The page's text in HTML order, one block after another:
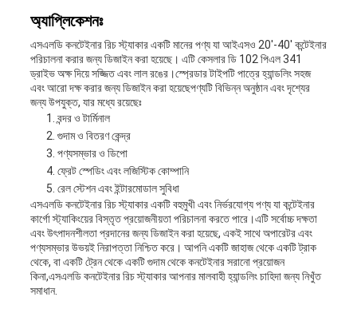
অ্যাপ্লিকেশনঃ
এসএলডি কনটেইনার রিচ স্ট্যাকার একটি মানের পণ্য যা আইএসও 20'-40' কন্টেইনার
পরিচালনা করার জন্য ডিজাইন করা হয়েছে। এটি কেসলার ডি 102 পিএল 341
ড্রাইভ অক্ষ দিয়ে সজ্জিত এবং লাল রঙের।স্প্রেডার টাইপটি পাত্রে হ্যান্ডলিং সহজ
এবং আরো দক্ষ করার জন্য ডিজাইন করা হয়েছেপণ্যটি বিভিন্ন অনুষ্ঠান এবং দৃশ্যের
জন্য উপযুক্ত, যার মধ্যে রয়েছেঃ
বন্দর ও টার্মিনাল
গুদাম ও বিতরণ কেন্দ্র
পণ্যসম্ভার ও ডিপো
ফ্রেট স্পেডিং এবং লজিস্টিক কোম্পানি
রেল স্টেশন এবং ইন্টারমোডাল সুবিধা
এসএলডি কনটেইনার রিচ স্ট্যাকার একটি বহুমুখী এবং নির্ভরযোগ্য পণ্য যা কন্টেইনার
কার্গো স্ট্যাকিংয়ের বিস্তৃত প্রয়োজনীয়তা পরিচালনা করতে পারে।এটি সর্বোচ্চ দক্ষতা
এবং উৎপাদনশীলতা প্রদানের জন্য ডিজাইন করা হয়েছে, একই সাথে অপারেটর এবং
পণ্যসম্ভার উভয়ই নিরাপত্তা নিশ্চিত করে। আপনি একটি জাহাজ থেকে একটি ট্রাক
থেকে, বা একটি ট্রেন থেকে একটি গুদাম থেকে কনটেইনার সরানো প্রয়োজন
কিনা,এসএলডি কনটেইনার রিচ স্ট্যাকার আপনার মালবাহী হ্যান্ডলিং চাহিদা জন্য নিখুঁত
সমাধান.